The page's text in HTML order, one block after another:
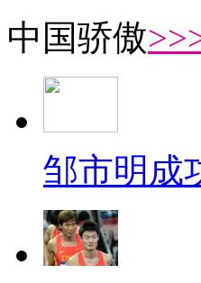
中国骄傲
邹市明成